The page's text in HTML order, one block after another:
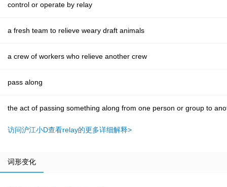
control or operate by relay
a fresh team to relieve weary draft animals
a crew of workers who relieve another crew
pass along
the act of passing something along from one person or group to
访问沪江小D查看relay的更多详细解释>
词形变化